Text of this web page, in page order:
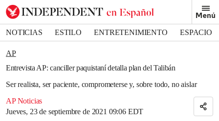
Menú
NOTICIAS ESTILO ENTRETENIMIENTO
ESPACIO
DEPORTES
AP
Entrevista AP: canciller paquistaní detalla plan del Talibán
Ser realista, ser paciente, comprometerse y, sobre todo, no aislar
AP Noticias
Jueves, 23 de septiembre de 2021 09:06 EDT
Bookmark popover
Removed from bookmarks
Close popover